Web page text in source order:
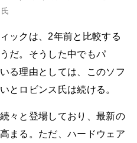
氏
ックは、2年前と比較する
だ。そうした中でもパ
る理由としては、このソフ
とロビンス氏は続ける。
々と登場しており、最新の
まる。ただ、ハードウェア